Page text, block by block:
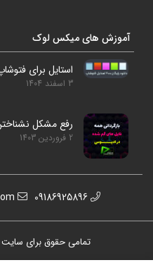
آموزش های میکس لوک
استایل برای
3 اسفند 1404
رفع مشکل
2 فروردین 1403
09186925896
تمامی حقوق برای